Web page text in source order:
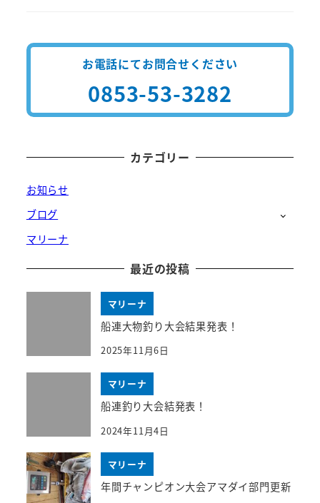
お電話にてお問合せください
0853-53-3282
カテゴリー
お知らせ
ブログ
マリーナ
最近の投稿
マリーナ
船連大物釣り大会結果発表！
2025年11月6日
マリーナ
船連釣り大会結発表！
2024年11月4日
マリーナ
年間チャンピオン大会アマダイ部門更新